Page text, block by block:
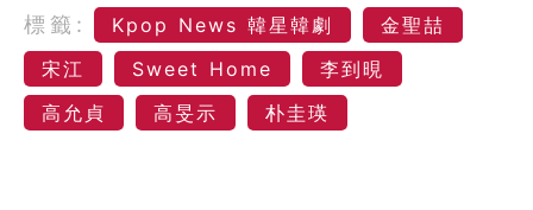
標籤: Kpop News 韓星韓劇
金聖喆
宋江
Sweet Home
李到晛
高允貞
高旻示 朴圭瑛